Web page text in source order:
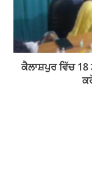
ਕੈਲਾਸ਼ਪੁਰ ਵਿੱਚ